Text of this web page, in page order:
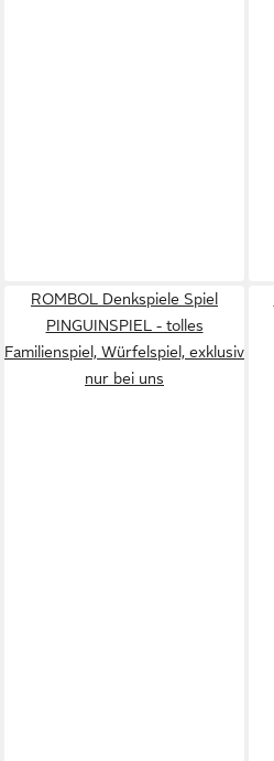
ROMBOL Denkspiele Spiel
PINGUINSPIEL - tolles
Familienspiel, Würfelspiel, exklusiv
nur bei uns